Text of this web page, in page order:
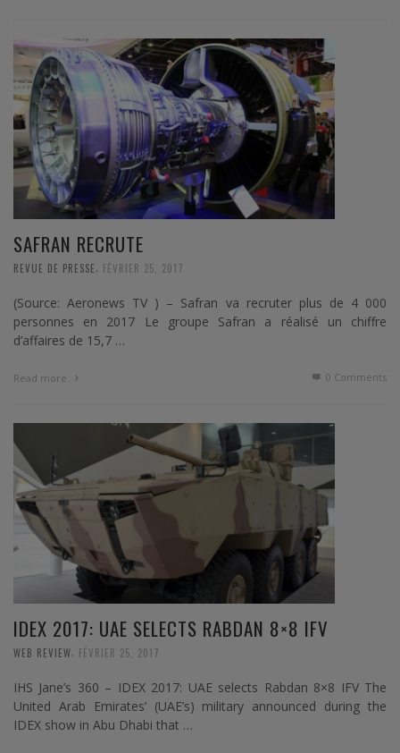
SAFRAN RECRUTE
REVUE DE PRESSE FÉVRIER 25, 2017
(Source: Aeronews TV ) – Safran va recruter plus de 4 000
personnes en 2017 Le groupe Safran a réalisé un chiffre
d’affaires de 15,7 …
Read more 0 Comments
IDEX 2017: UAE SELECTS RABDAN 8×8 IFV
WEB REVIEW FÉVRIER 25, 2017
IHS Jane’s 360 – IDEX 2017: UAE selects Rabdan 8×8 IFV The
United Arab Emirates’ (UAE’s) military announced during the
IDEX show in Abu Dhabi that …